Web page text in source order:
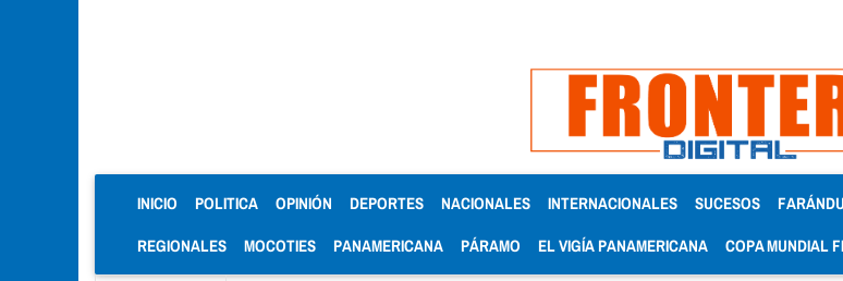
INICIO (CURRENT)
POLITICA OPINIÓN DEPORTES NACIONALES INTERNACIONALES SUCESOS
REGIONALES MOCOTIES PANAMERICANA PÁRAMO EL VIGÍA PANAMERICANA COPA MUNDIAL